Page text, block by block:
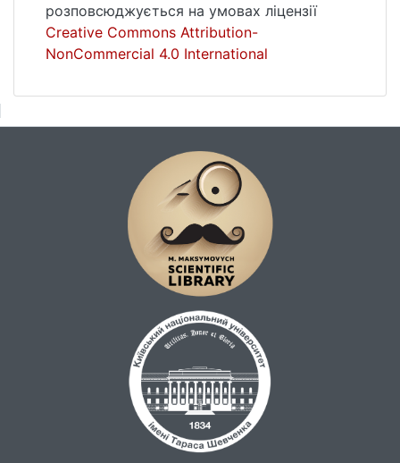
розповсюджується на умовах ліцензії
Creative Commons Attribution-
NonCommercial 4.0 International